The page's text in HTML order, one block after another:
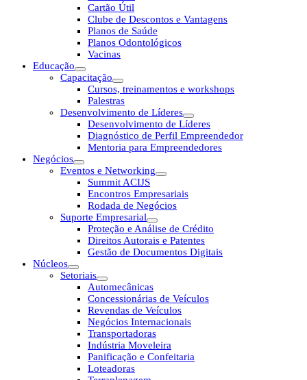
Cartão Útil
Clube de Descontos e Vantagens
Planos de Saúde
Planos Odontológicos
Vacinas
Educação
Capacitação
Cursos, treinamentos e workshops
Palestras
Desenvolvimento de Líderes
Desenvolvimento de Líderes
Diagnóstico de Perfil Empreendedor
Mentoria para Empreendedores
Negócios
Eventos e Networking
Summit ACIJS
Encontros Empresariais
Rodada de Negócios
Suporte Empresarial
Proteção e Análise de Crédito
Direitos Autorais e Patentes
Gestão de Documentos Digitais
Núcleos
Setoriais
Automecânicas
Concessionárias de Veículos
Revendas de Veículos
Negócios Internacionais
Transportadoras
Indústria Moveleira
Panificação e Confeitaria
Loteadoras